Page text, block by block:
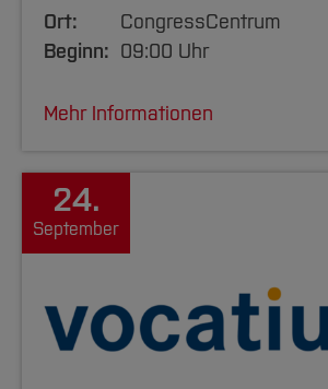
Ort:
CongressCentrum
Beginn: 09:00 Uhr
Mehr Informationen
24.
September